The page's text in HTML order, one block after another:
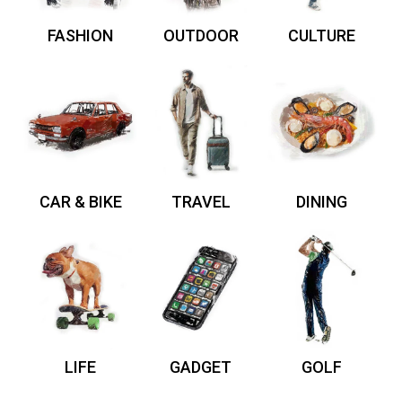
FASHION OUTDOOR CULTURE
CAR & BIKE TRAVEL DINING
LIFE GADGET GOLF